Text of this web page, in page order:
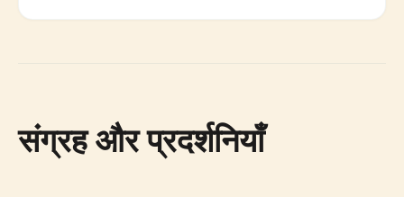
संग्रह और प्रदर्शनियाँ